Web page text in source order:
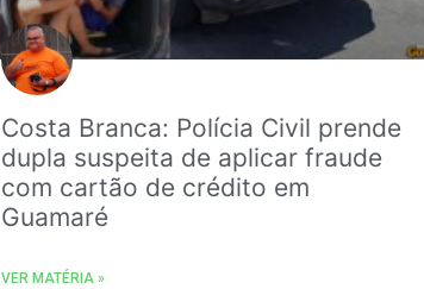
Costa Branca: Polícia Civil prende
dupla suspeita de aplicar fraude
com cartão de crédito em
Guamaré
VER MATÉRIA »